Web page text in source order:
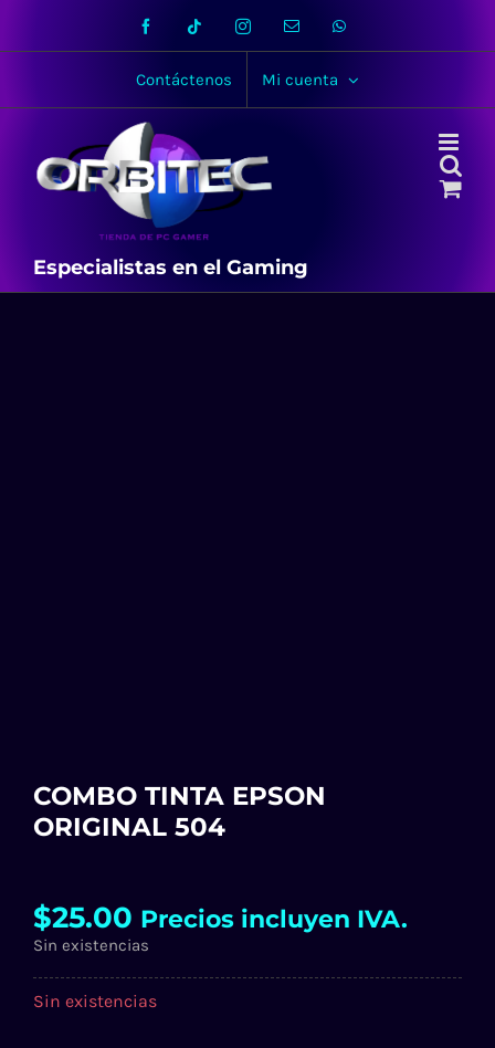
Facebook Tiktok InstagramEmail WhatsApp
Contáctenos Mi cuenta
Especialistas en el Gaming
COMBO TINTA EPSON
ORIGINAL 504
$25.00 Precios incluyen IVA.
Sin existencias
Sin existencias